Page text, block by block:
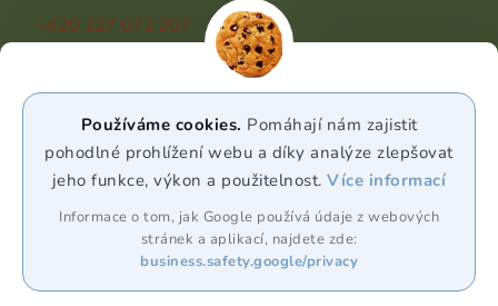
Používáme cookies. Pomáhají nám zajistit
pohodlné prohlížení webu a díky analýze zlepšovat
jeho funkce, výkon a použitelnost.Více informací
Informace o tom, jak Google používá údaje z webových
stránek a aplikací, najdete zde:
business.safety.google/privacy
+420 227 072 207
(Po - Pá 9:00 - 17:00)
WhatsApp